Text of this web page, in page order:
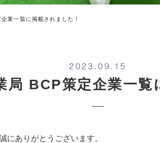
業一覧に掲載されました！
2023.09.15
局 BCP策定企業一覧
にありがとうございます。